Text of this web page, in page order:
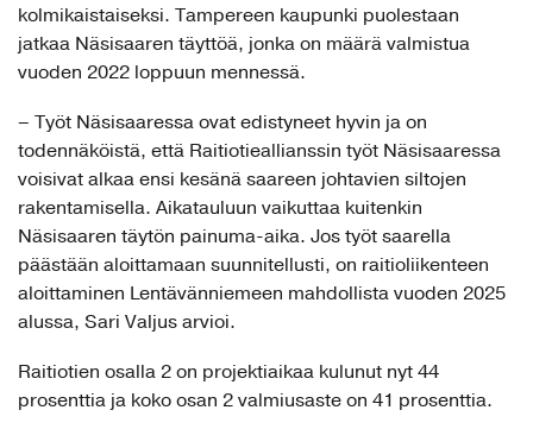
kolmikaistaiseksi. Tampereen kaupunki puolestaan
jatkaa Näsisaaren täyttöä, jonka on määrä valmistua
vuoden 2022 loppuun mennessä.
– Työt Näsisaaressa ovat edistyneet hyvin ja on
todennäköistä, että Raitiotieallianssin työt Näsisaaressa
voisivat alkaa ensi kesänä saareen johtavien siltojen
rakentamisella. Aikatauluun vaikuttaa kuitenkin
Näsisaaren täytön painuma-aika. Jos työt saarella
päästään aloittamaan suunnitellusti, on raitioliikenteen
aloittaminen Lentävänniemeen mahdollista vuoden 2025
alussa, Sari Valjus arvioi.
Raitiotien osalla 2 on projektiaikaa kulunut nyt 44
prosenttia ja koko osan 2 valmiusaste on 41 prosenttia.